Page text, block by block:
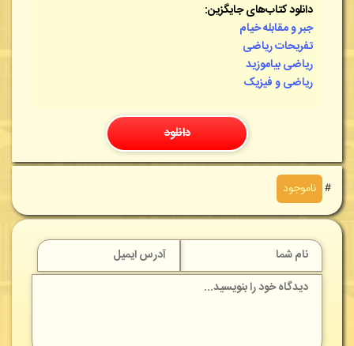
دانلود کتاب‌های جایگزین:
جبر و مقابله خیام
تفریحات ریاضی
ریاضی بیاموزید
ریاضی و فیزیک
دانلود
＃ ناموجود